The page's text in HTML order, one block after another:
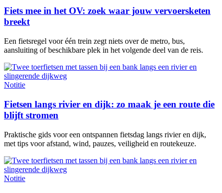
Fiets mee in het OV: zoek waar jouw vervoersketen
breekt
Een fietsregel voor één trein zegt niets over de metro, bus,
aansluiting of beschikbare plek in het volgende deel van de reis.
Notitie
Fietsen langs rivier en dijk: zo maak je een route die
blijft stromen
Praktische gids voor een ontspannen fietsdag langs rivier en dijk,
met tips voor afstand, wind, pauzes, veiligheid en routekeuze.
Notitie